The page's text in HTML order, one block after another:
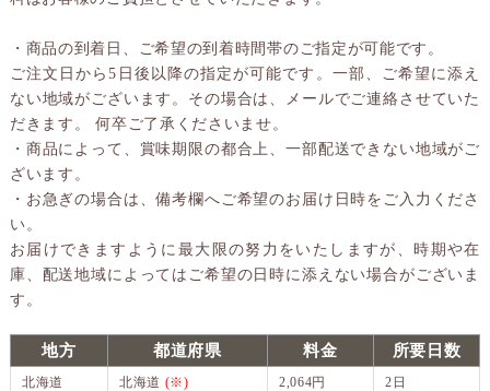
・商品の到着日、ご希望の到着時間帯のご指定が可能です。
ご注文日から5日後以降の指定が可能です。一部、ご希望に添え
ない地域がございます。その場合は、メールでご連絡させていた
だきます。 何卒ご了承くださいませ。
・商品によって、賞味期限の都合上、一部配送できない地域がご
ざいます。
・お急ぎの場合は、備考欄へご希望のお届け日時をご入力くださ
い。
お届けできますように最大限の努力をいたしますが、時期や在
庫、配送地域によってはご希望の日時に添えない場合がございま
す。
地方 都道府県 料金 所要日数
北海道 北海道 (※) 2,064円 2日